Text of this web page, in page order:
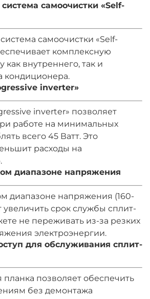
самоочистки «Self-
самоочистки «Self-
комплексную
как внутреннего, так и
кондиционера.
inverter»
inverter» позволяет
работе на минимальных
всего 45 Ватт. Это
расходы на
диапазоне напряжения
диапазоне напряжения (160-
увеличить срок службы сплит-
не переживать из-за резких
электроэнергии.
для обслуживания сплит-
позволяет обеспечить
без демонтажа